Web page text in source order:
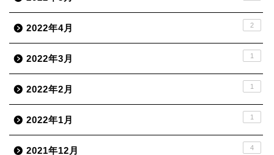
2022年4月 2
2022年3月 1
2022年2月 1
2022年1月 1
2021年12月 4